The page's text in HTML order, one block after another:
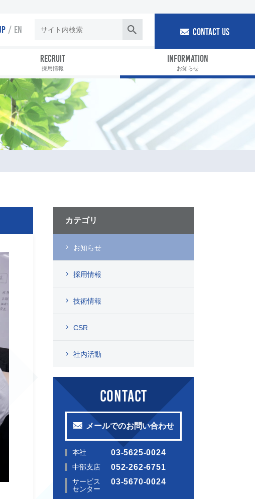
RECRUIT
採用情報
INFORMATION
お知らせ
JP EN CONTACT US
カテゴリ
お知らせ
採用情報
技術情報
CSR
社内活動
CONTACT
メールでのお問い合わせ
本社 03-5625-0024
中部支店 052-262-6751
サービス
センター
03-5670-0024